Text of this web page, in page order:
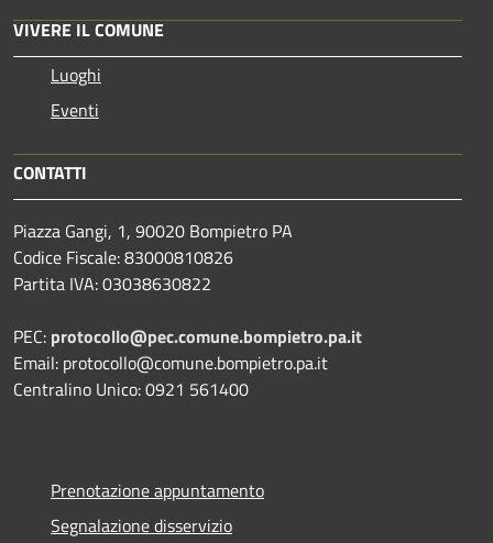
VIVERE IL COMUNE
Luoghi
Eventi
CONTATTI
Piazza Gangi, 1, 90020 Bompietro PA
Codice Fiscale: 83000810826
Partita IVA: 03038630822
PEC: protocollo@pec.comune.bompietro.pa.it
Email: protocollo@comune.bompietro.pa.it
Centralino Unico: 0921 561400
Prenotazione appuntamento
Segnalazione disservizio